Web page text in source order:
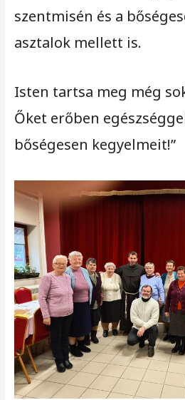
szentmisén és a
asztalok mellett is.
Isten tartsa meg még
Őket erőben
bőségesen kegyelmeit!”